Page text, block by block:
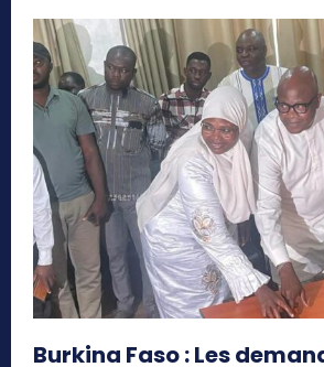
Burkina Faso : Les